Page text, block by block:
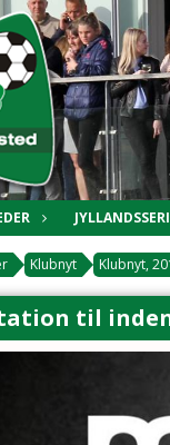
Klubnyt Klubnyt,
til